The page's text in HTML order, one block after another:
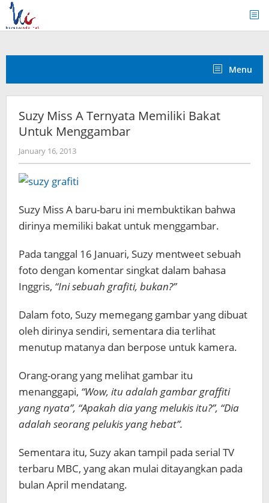
Skip
content
Menu
Suzy Miss A Ternyata Memiliki Bakat
Untuk Menggambar
January 16, 2013by
Koreanindo
Suzy Miss A baru-baru ini membuktikan bahwa
dirinya memiliki bakat untuk menggambar.
Pada tanggal 16 Januari, Suzy mentweet sebuah
foto dengan komentar singkat dalam bahasa
Inggris, “Ini sebuah grafiti, bukan?”
Dalam foto, Suzy memegang gambar yang dibuat
oleh dirinya sendiri, sementara dia terlihat
menutup matanya dan berpose untuk kamera.
Orang-orang yang melihat gambar itu
menanggapi, “Wow, itu adalah gambar graffiti
yang nyata”, “Apakah dia yang melukis itu?”, “Dia
adalah seorang pelukis yang hebat”.
Sementara itu, Suzy akan tampil pada serial TV
terbaru MBC, yang akan mulai ditayangkan pada
bulan April mendatang.